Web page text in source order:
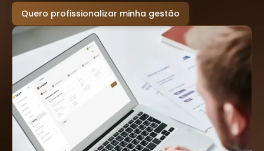
Quero profissionalizar minha gestão